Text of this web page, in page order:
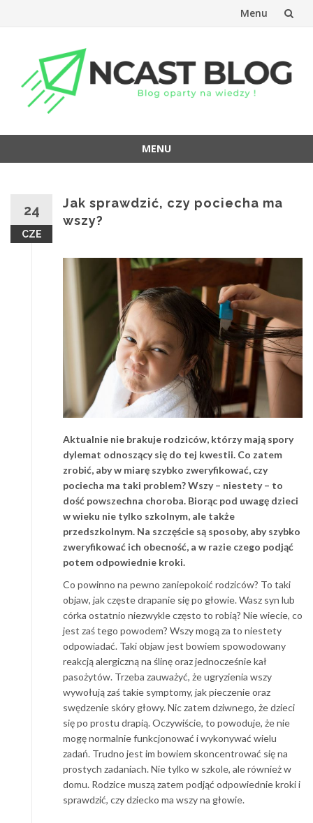
Menu
treści
MENU
24
CZE
Jak sprawdzić, czy pociecha ma
wszy?
Aktualnie nie brakuje rodziców, którzy mają spory
dylemat odnoszący się do tej kwestii. Co zatem
zrobić, aby w miarę szybko zweryfikować, czy
pociecha ma taki problem? Wszy – niestety – to
dość powszechna choroba. Biorąc pod uwagę dzieci
w wieku nie tylko szkolnym, ale także
przedszkolnym. Na szczęście są sposoby, aby szybko
zweryfikować ich obecność, a w razie czego podjąć
potem odpowiednie kroki.
Co powinno na pewno zaniepokoić rodziców? To taki
objaw, jak częste drapanie się po głowie. Wasz syn lub
córka ostatnio niezwykle często to robią? Nie wiecie, co
jest zaś tego powodem? Wszy mogą za to niestety
odpowiadać. Taki objaw jest bowiem spowodowany
reakcją alergiczną na ślinę oraz jednocześnie kał
pasożytów. Trzeba zauważyć, że ugryzienia wszy
wywołują zaś takie symptomy, jak pieczenie oraz
swędzenie skóry głowy. Nic zatem dziwnego, że dzieci
się po prostu drapią. Oczywiście, to powoduje, że nie
mogę normalnie funkcjonować i wykonywać wielu
zadań. Trudno jest im bowiem skoncentrować się na
prostych zadaniach. Nie tylko w szkole, ale również w
domu. Rodzice muszą zatem podjąć odpowiednie kroki i
sprawdzić, czy dziecko ma wszy na głowie.